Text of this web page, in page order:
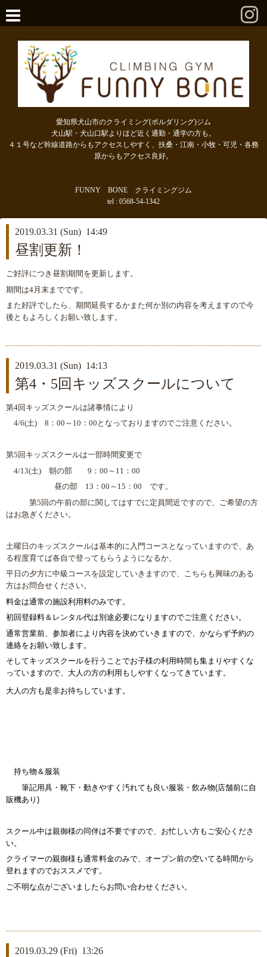
愛知県犬山市のクライミング(ボルダリング)ジム
犬山駅・犬山口駅よりほど近く通勤・通学の方も。
４１号など幹線道路からもアクセスしやすく、扶桑・江南・小牧・可児・各務
原からもアクセス良好。
FUNNY BONE クライミングジム
tel : 0568-54-1342
2019.03.31 (Sun) 14:49
昼割更新！
ご好評につき昼割期間を更新します。
期間は4月末までです。
また好評でしたら、期間延長するかまた何か別の内容を考えますので今
後ともよろしくお願い致します。
2019.03.31 (Sun) 14:13
第4・5回キッズスクールについて
第4回キッズスクールは諸事情により
4/6(土) 8：00～10：00となっておりますのでご注意ください。
第5回キッズスクールは一部時間変更で
4/13(土) 朝の部 9：00～11：00
昼の部 13：00～15：00 です。
第5回の午前の部に関してはすでに定員間近ですので、ご希望の方
はお急ぎください。
土曜日のキッズスクールは基本的に入門コースとなっていますので、あ
る程度育てば各自で登ってもらうようになるか、
平日の夕方に中級コースを設定していきますので、こちらも興味のある
方はお問合せください。
料金は通常の施設利用料のみです。
初回登録料＆レンタル代は別途必要になりますのでご注意ください。
通常営業前、参加者により内容を決めていきますので、かならず予約の
連絡をお願い致します。
そしてキッズスクールを行うことでお子様の利用時間も集まりやすくな
っていますので、大人の方の利用もしやすくなってきています。
大人の方も是非お待ちしています。
持ち物＆服装
筆記用具・靴下・動きやすく汚れても良い服装・飲み物(店舗前に自
販機あり)
スクール中は親御様の同伴は不要ですので、お忙しい方もご安心くださ
い。
クライマーの親御様も通常料金のみで、オープン前の空いてる時間から
登れますのでおススメです。
ご不明な点がございましたらお問い合わせください。
2019.03.29 (Fri) 13:26